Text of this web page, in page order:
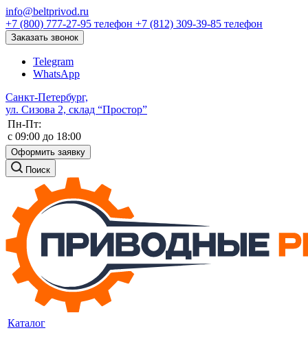
info@beltprivod.ru
+7 (800) 777-27-95 телефон +7 (812) 309-39-85 телефон
Заказать звонок
Telegram
WhatsApp
Санкт-Петербург,
ул. Сизова 2, склад “Простор”
Пн-Пт:
c 09:00 до 18:00
Оформить заявку
Поиск
Каталог